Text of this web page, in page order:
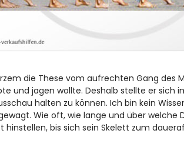
die These vom aufrechten Gang des
und jagen wollte. Deshalb stellte er sich
halten zu können. Ich bin kein
Wie oft, wie lange und über welche
hinstellen, bis sich sein Skelett zum